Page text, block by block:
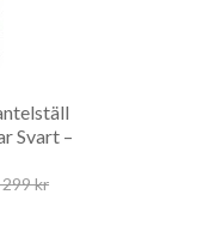
Svart –
kr